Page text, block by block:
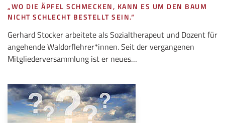
„WO DIE ÄPFEL SCHMECKEN, KANN ES UM DEN BAUM
NICHT SCHLECHT BESTELLT SEIN.“
Gerhard Stocker arbeitete als Sozialtherapeut und Dozent für
angehende Waldorflehrer*innen. Seit der vergangenen
Mitgliederversammlung ist er neues…